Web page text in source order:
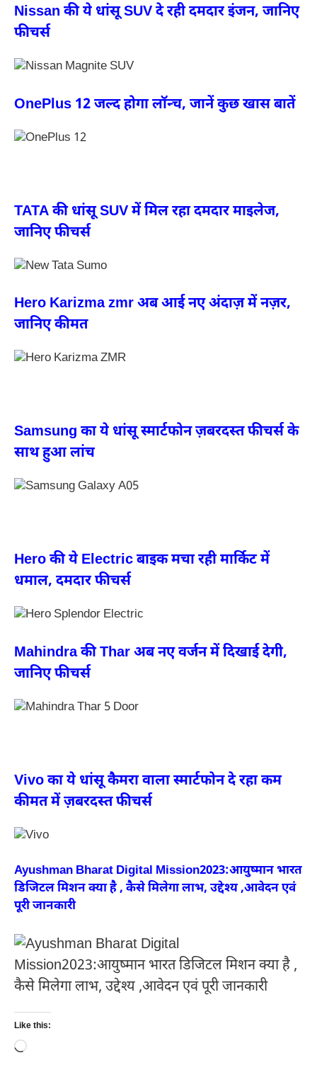
Nissan की ये धांसू SUV दे रही दमदार इंजन, जानिए
फीचर्स
OnePlus 12 जल्द होगा लॉन्च, जानें कुछ खास बातें
TATA की धांसू SUV में मिल रहा दमदार माइलेज,
जानिए फीचर्स
Hero Karizma zmr अब आई नए अंदाज़ में नज़र,
जानिए कीमत
Samsung का ये धांसू स्मार्टफोन ज़बरदस्त फीचर्स के
साथ हुआ लांच
Hero की ये Electric बाइक मचा रही मार्किट में
धमाल, दमदार फीचर्स
Mahindra की Thar अब नए वर्जन में दिखाई देगी,
जानिए फीचर्स
Vivo का ये धांसू कैमरा वाला स्मार्टफोन दे रहा कम
कीमत में ज़बरदस्त फीचर्स
Ayushman Bharat Digital Mission2023:आयुष्मान भारत
डिजिटल मिशन क्या है , कैसे मिलेगा लाभ, उद्देश्य ,आवेदन एवं
पूरी जानकारी
Like this:
Loading…